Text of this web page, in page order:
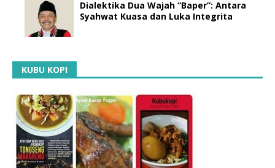
Dialektika Dua Wajah “Baper”: Antara
Syahwat Kuasa dan Luka Integrita
KUBU KOPI